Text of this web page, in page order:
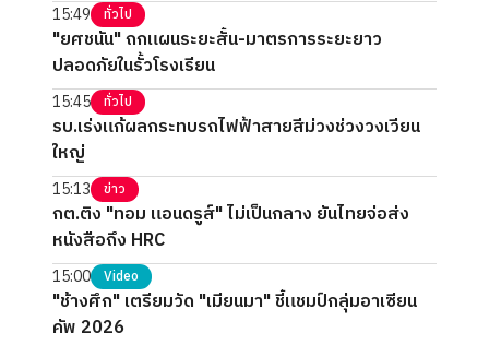
15:49 ทั่วไป
"ยศชนัน" ถกแผนระยะสั้น-มาตรการระยะยาว
ปลอดภัยในรั้วโรงเรียน
15:45 ทั่วไป
รบ.เร่งแก้ผลกระทบรถไฟฟ้าสายสีม่วงช่วงวงเวียน
ใหญ่
15:13 ข่าว
กต.ติง "ทอม แอนดรูส์" ไม่เป็นกลาง ยันไทยจ่อส่ง
หนังสือถึง HRC
15:00 Video
"ช้างศึก" เตรียมวัด "เมียนมา" ชี้แชมป์กลุ่มอาเซียน
คัพ 2026